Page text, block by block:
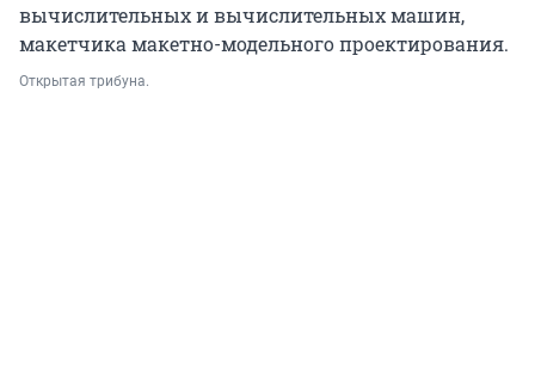
вычислительных и вычислительных машин,
макетчика макетно-модельного проектирования.
Открытая трибуна.